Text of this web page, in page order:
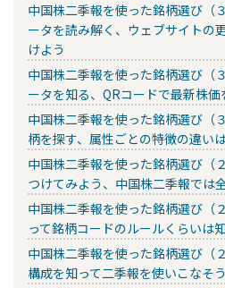
中国株二季報を使った銘柄選び
ータを読み解く、ウェブサイトの
けよう
中国株二季報を使った銘柄選び
ータを知る、QRコードで最新株
中国株二季報を使った銘柄選び
柄を探す、属性ごとの特徴の違い
中国株二季報を使った銘柄選び
つけてみよう、中国株二季報では
中国株二季報を使った銘柄選び
って銘柄コードのルールくらいは
中国株二季報を使った銘柄選び
構成を知って二季報を使いこなそう